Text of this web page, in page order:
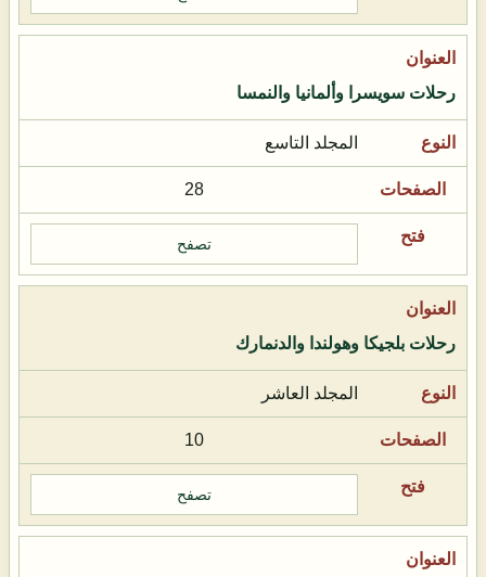
رحلات سويسرا وألمانيا والنمسا
المجلد التاسع
28
تصفح
رحلات بلجيكا وهولندا والدنمارك
المجلد العاشر
10
تصفح